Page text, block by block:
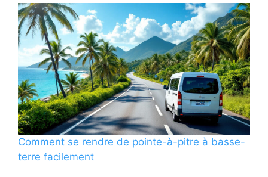
Comment se rendre de pointe-à-pitre à basse-
terre facilement